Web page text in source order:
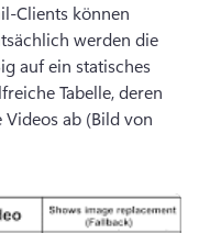
Clients können
werden die
auf ein statisches
Tabelle, deren
ab (Bild von
tab)